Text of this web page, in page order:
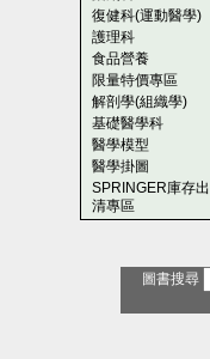
復健科(運動醫學)
護理科
食品營養
限量特價專區
解剖學(組織學)
基礎醫學科
醫學模型
醫學掛圖
SPRINGER庫存出
清專區
圖書搜尋